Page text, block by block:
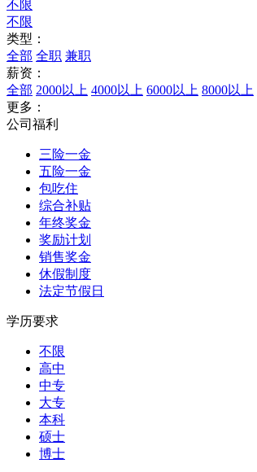
不限
不限
类型：
全部 全职 兼职
薪资：
全部 2000以上 4000以上 6000以上 8000以上
更多：
公司福利
三险一金
五险一金
包吃住
综合补贴
年终奖金
奖励计划
销售奖金
休假制度
法定节假日
学历要求
不限
高中
中专
大专
本科
硕士
博士